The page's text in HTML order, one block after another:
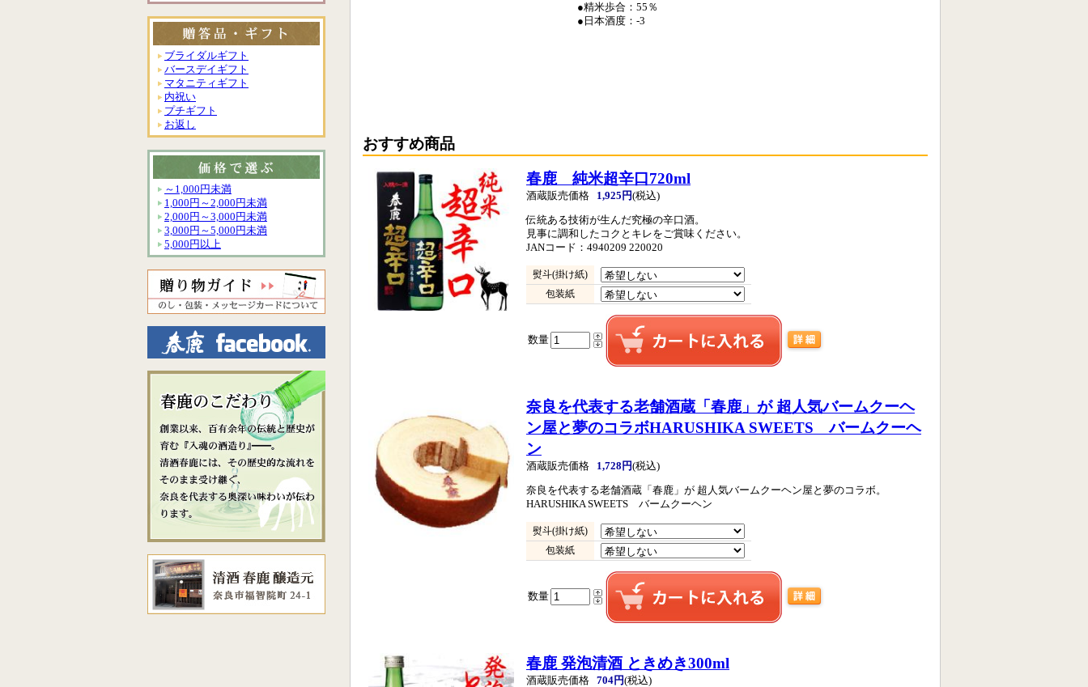
ブライダルギフト
バースデイギフト
マタニティギフト
内祝い
プチギフト
お返し
～1,000円未満
1,000円～2,000円未満
2,000円～3,000円未満
3,000円～5,000円未満
5,000円以上
●精米歩合：55％
●日本酒度：-3
おすすめ商品
春鹿 純米超辛口720ml
酒蔵販売価格 1,925円(税込)
伝統ある技術が生んだ究極の辛口酒。
見事に調和したコクとキレをご賞味ください。
JANコード：4940209 220020
熨斗(掛け紙)
包装紙
数量
奈良を代表する老舗酒蔵「春鹿」が 超人気バームクーヘ
ン屋と夢のコラボHARUSHIKA SWEETS バームクーヘ
ン
酒蔵販売価格 1,728円(税込)
奈良を代表する老舗酒蔵「春鹿」が 超人気バームクーヘン屋と夢のコラボ。
HARUSHIKA SWEETS バームクーヘン
熨斗(掛け紙)
包装紙
数量
春鹿 発泡清酒 ときめき300ml
酒蔵販売価格 704円(税込)